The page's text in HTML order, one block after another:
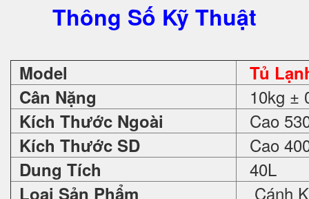
Thông Số Kỹ Thuật
Model
Tủ
Cân Nặng
10kg ±
Kích Thước Ngoài Cao
Kích Thước SD Cao
Dung Tích 40L
Loại Sản Phẩm Cánh